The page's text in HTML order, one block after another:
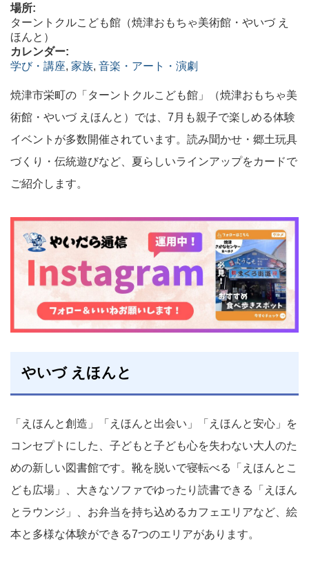
場所:
ターントクルこども館（焼津おもちゃ美術館・やいづ え
ほんと）
カレンダー:
学び・講座, 家族, 音楽・アート・演劇
焼津市栄町の「ターントクルこども館」（焼津おもちゃ美
術館・やいづ えほんと）では、7月も親子で楽しめる体験
イベントが多数開催されています。読み聞かせ・郷土玩具
づくり・伝統遊びなど、夏らしいラインアップをカードで
ご紹介します。
やいづ えほんと
「えほんと創造」「えほんと出会い」「えほんと安心」を
コンセプトにした、子どもと子ども心を失わない大人のた
めの新しい図書館です。靴を脱いで寝転べる「えほんとこ
ども広場」、大きなソファでゆったり読書できる「えほん
とラウンジ」、お弁当を持ち込めるカフェエリアなど、絵
本と多様な体験ができる7つのエリアがあります。